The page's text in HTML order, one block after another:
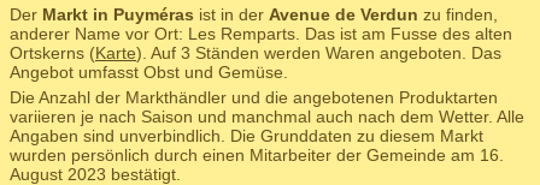
Der Markt in Puyméras ist in der Avenue de Verdun zu finden,
anderer Name vor Ort: Les Remparts. Das ist am Fusse des alten
Ortskerns (Karte). Auf 3 Ständen werden Waren angeboten. Das
Angebot umfasst Obst und Gemüse.
Die Anzahl der Markthändler und die angebotenen Produktarten
variieren je nach Saison und manchmal auch nach dem Wetter. Alle
Angaben sind unverbindlich. Die Grunddaten zu diesem Markt
wurden persönlich durch einen Mitarbeiter der Gemeinde am 16.
August 2023 bestätigt.